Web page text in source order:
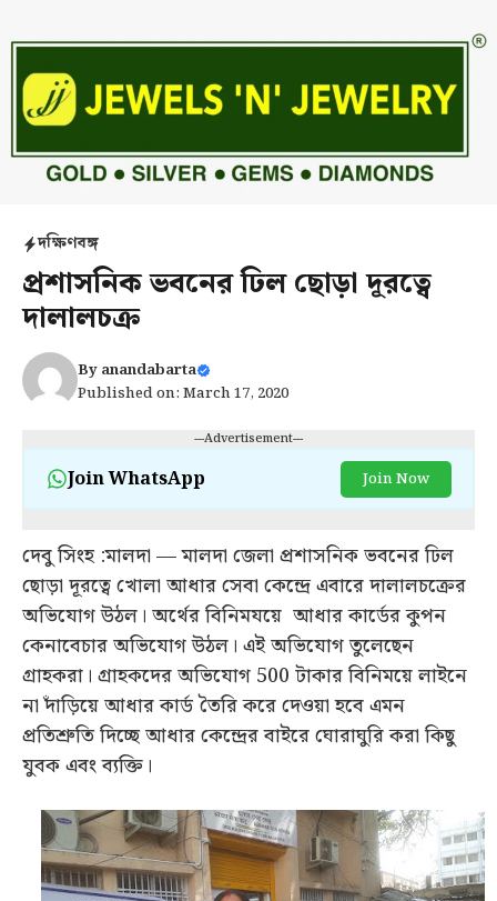
দক্ষিণবঙ্গ
প্রশাসনিক ভবনের ঢিল ছোড়া দূরত্বে
দালালচক্র
Byanandabarta
Published on: March 17, 2020
---Advertisement---
Join WhatsApp Join Now
দেবু সিংহ :মালদা — মালদা জেলা প্রশাসনিক ভবনের ঢিল
ছোড়া দূরত্বে খোলা আধার সেবা কেন্দ্রে এবারে দালালচক্রের
অভিযোগ উঠল। অর্থের বিনিমযয়ে আধার কার্ডের কুপন
কেনাবেচার অভিযোগ উঠল। এই অভিযোগ তুলেছেন
গ্রাহকরা। গ্রাহকদের অভিযোগ 500 টাকার বিনিময়ে লাইনে
না দাঁড়িয়ে আধার কার্ড তৈরি করে দেওয়া হবে এমন
প্রতিশ্রুতি দিচ্ছে আধার কেন্দ্রের বাইরে ঘোরাঘুরি করা কিছু
যুবক এবং ব্যক্তি।